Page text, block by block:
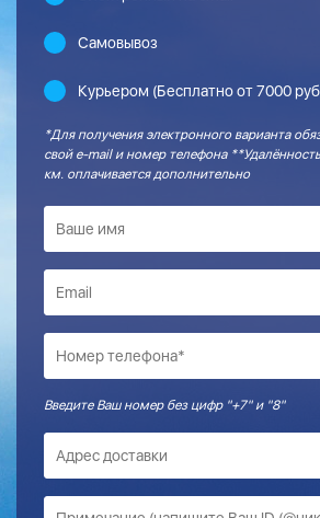
Самовывоз
Курьером (Бесплатно от 7000
*Для получения электронного варианта обязательно укажите
свой e-mail и номер телефона
км. оплачивается дополнительно
Введите Ваш номер без цифр "+7" и "8"